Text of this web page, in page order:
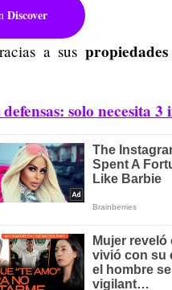
Discover
a sus
solo necesita 3